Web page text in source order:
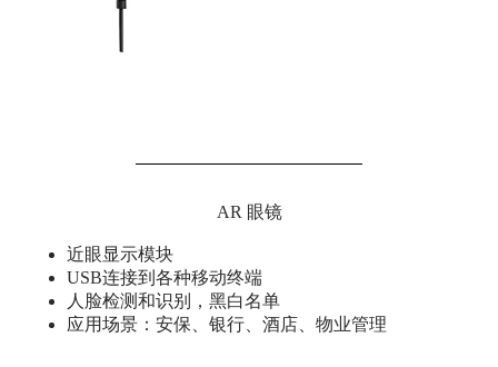
AR 眼镜
近眼显示模块
USB连接到各种移动终端
人脸检测和识别，黑白名单
应用场景：安保、银行、酒店、物业管理